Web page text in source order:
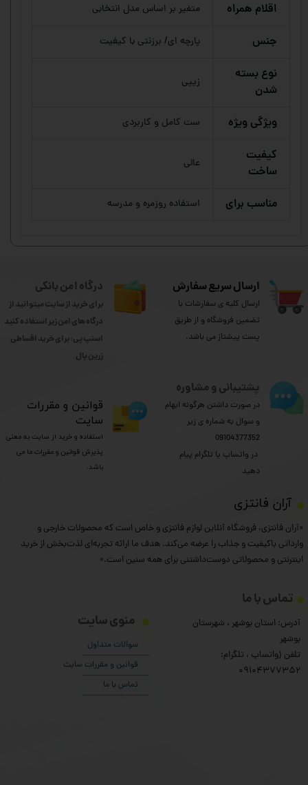
اقلام همراه متغیر بر اساس مدل انتخابی
جنس پارچه ای/ برزنتی با کیفیت
نوع بسته
شدن
زیپی
ویژگی ویژه ست کامل و کاربردی
کیفیت
ساخت
عالی
مناسب برای استفاده روزمره و مدرسه
ارسال سریع سفارش
ارسال کلیه ی سفارشات با
تضمین فروشگاه و از طریق
پست پیشتاز می باشد.
​آران فانتزی
«آران فانتزی، فروشگاه آنلاین لوازم فانتزی و خاص است که محصولات خارجی و
وارداتی باکیفیت و جذاب را عرضه می‌کند. هدف ما ارائه تجربه‌ای لذت‌بخش از خرید
اینترنتی و محصولاتی دوست‌داشتنی برای همه سنین است.»
منوی سایت
سوالات متداول
قوانین و مقررات سایت
تماس با ما
تماس با ما
آدرس: استان بوشهر ، شهرستان
بوشهر
تلفن (واتساپ ، تلگرام:
۰9104377352
درگاه امن بانکی
برای خرید از سایت میتوانید از
درگاه های امن زیر استفاده کنید
اسنپ پی: برای خرید اقساطی
​​​​​​​زرین پال
پشتیبانی و مشاوره
در صورت داشتن هرگونه ابهام
و سوال به شماره ی زیر
09104377352
​​​​​​​ در واتساپ یا تلگرام پیام
دهید
​قوانین و مقررات
سایت
استفاده و خرید از سایت به معنی
پذیرش قوانین و مقررات ما می
باشد.